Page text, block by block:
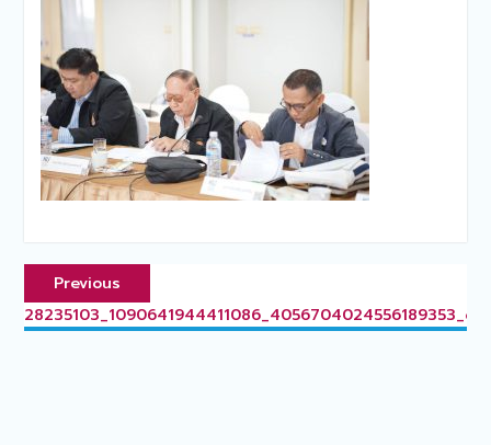
แนะแนว
เรื่องPrevious
28235103_1090641944411086_4056704024556189353_o